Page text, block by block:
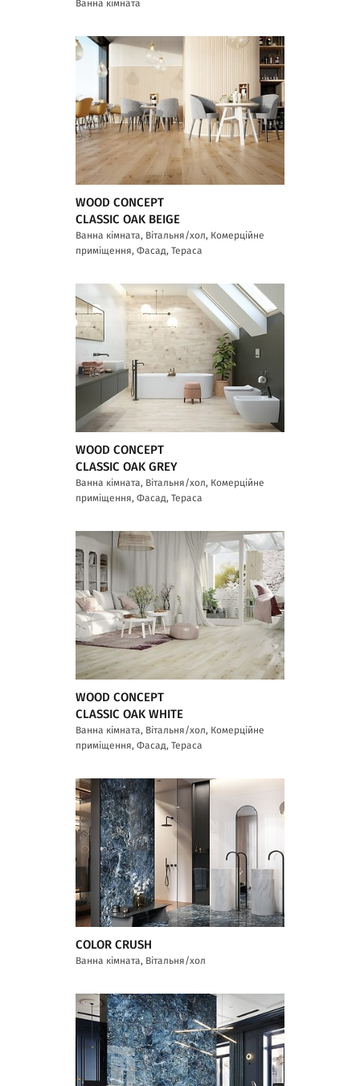
Ванна кімната
WOOD CONCEPT
CLASSIC OAK BEIGE
Ванна кімната, Вітальня/хол, Комерційне
приміщення, Фасад, Тераса
WOOD CONCEPT
CLASSIC OAK GREY
Ванна кімната, Вітальня/хол, Комерційне
приміщення, Фасад, Тераса
WOOD CONCEPT
CLASSIC OAK WHITE
Ванна кімната, Вітальня/хол, Комерційне
приміщення, Фасад, Тераса
COLOR CRUSH
Ванна кімната, Вітальня/хол